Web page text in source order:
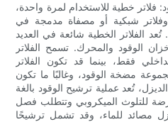
فلاتر خطية للاستخدام لمرة واحدة،
شبكية أو مصفاة مدمجة في
الفلاتر الخطية شائعة في العديد
الوقود والمحرك. تسمح الفلاتر
فقط، بينما قد تكون الفلاتر
مضخة الوقود، وغالبًا ما تكون
تُعد عملية ترشيح الوقود بالغة
للتلوث الميكروبي وتتطلب فصل
مصائد للماء، وقد تشمل ترشيحًا